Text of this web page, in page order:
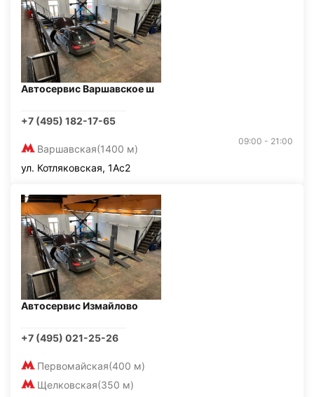
Автосервис Варшавское ш
+7 (495) 182-17-65
Варшавская(1400 м)
09:00 - 21:00
ул. Котляковская, 1Ас2
Автосервис Измайлово
+7 (495) 021-25-26
Первомайская(400 м)
Щелковская(350 м)